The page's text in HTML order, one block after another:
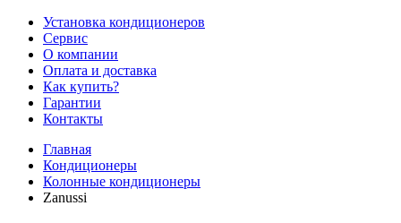
Установка кондиционеров
Сервис
О компании
Оплата и доставка
Как купить?
Гарантии
Контакты
Главная
Кондиционеры
Колонные кондиционеры
Zanussi